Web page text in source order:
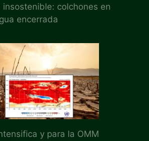
insostenible: colchones en
encerrada
y para la OMM